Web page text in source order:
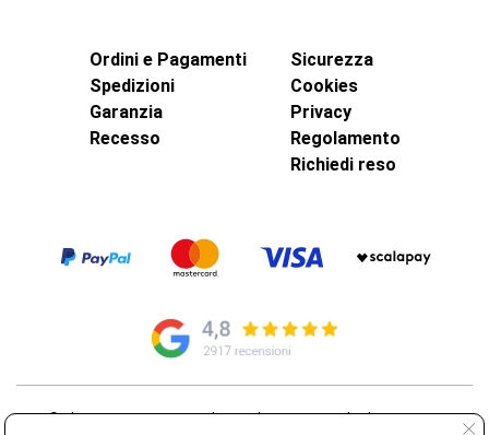
Ordini e Pagamenti
Spedizioni
Garanzia
Recesso
Sicurezza
Cookies
Privacy
Regolamento
Richiedi reso
© Elettroservice Spa - Sede Legale: Via Leonardo da Vinci, 40 -